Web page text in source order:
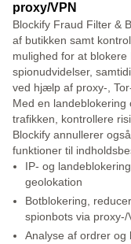
proxy/VPN
Blockify Fraud Filter &
af butikken samt
mulighed for at
spionudvidelser,
ved hjælp af proxy-,
Med en
trafikken, kontrollere
Blockify annullerer
funktioner til
IP- og
geolokation
Botblokering,
spionbots via
Analyse af ordrer og